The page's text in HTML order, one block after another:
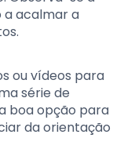
a acalmar a
ou vídeos para
série de
boa opção para
da orientação